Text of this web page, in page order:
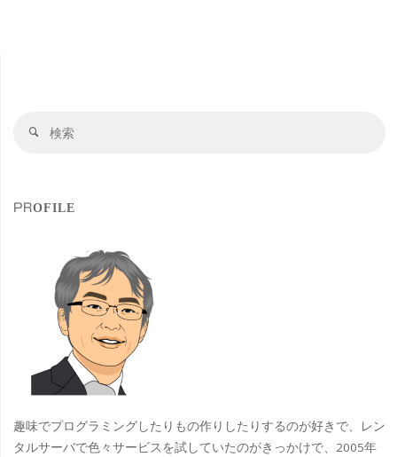
ン
画
展」
に
募
検
PROFILE
趣味でプログラミングしたりもの作りしたりするのが好きで、レン
タルサーバで色々サービスを試していたのがきっかけで、2005年